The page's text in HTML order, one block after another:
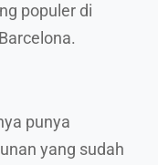
populer di
punya
yang sudah